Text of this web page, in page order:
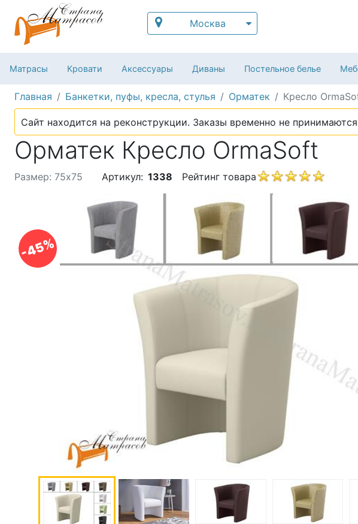
Москва
Матрасы Кровати Аксессуары Диваны Постельное белье
Главная Банкетки, пуфы, кресла, стулья Орматек Кресло
Сайт находится на реконструкции. Заказы временно не
Орматек Кресло OrmaSoft
-45%
Размер: 75х75 Артикул: 1338 Рейтинг товара